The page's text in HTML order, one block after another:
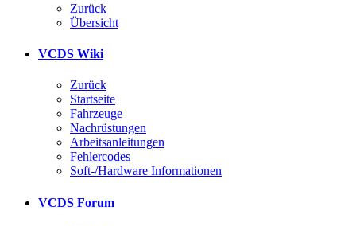
Zurück
Übersicht
VCDS Wiki
Zurück
Startseite
Fahrzeuge
Nachrüstungen
Arbeitsanleitungen
Fehlercodes
Soft-/Hardware Informationen
VCDS Forum